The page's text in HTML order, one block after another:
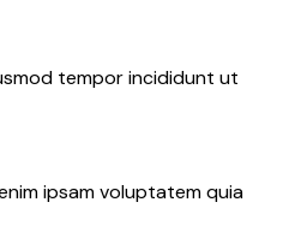
tempor incididunt ut
ipsam voluptatem quia